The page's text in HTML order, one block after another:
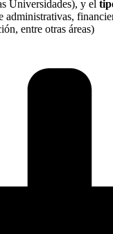
Universidades), y el
administrativas,
entre otras áreas)